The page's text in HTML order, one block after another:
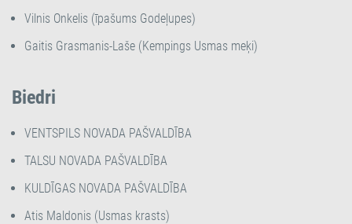
Vilnis Onkelis (īpašums Godeļupes)
Gaitis Grasmanis-Laše (Kempings Usmas meķi)
Biedri
VENTSPILS NOVADA PAŠVALDĪBA
TALSU NOVADA PAŠVALDĪBA
KULDĪGAS NOVADA PAŠVALDĪBA
Atis Maldonis (Usmas krasts)